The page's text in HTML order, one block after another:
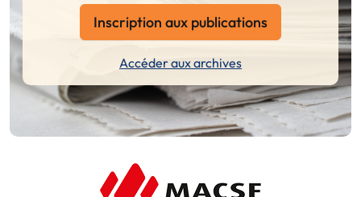
Inscription aux publications
Accéder aux archives